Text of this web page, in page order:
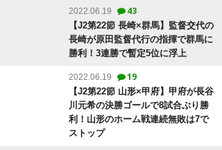
2022.06.19 43
【J2第22節 長崎×群馬】監督交代の
長崎が原田監督代行の指揮で群馬に
勝利！3連勝で暫定5位に浮上
2022.06.19 19
【J2第22節 山形×甲府】甲府が長谷
川元希の決勝ゴールで8試合ぶり勝
利！山形のホーム戦連続無敗は7で
ストップ